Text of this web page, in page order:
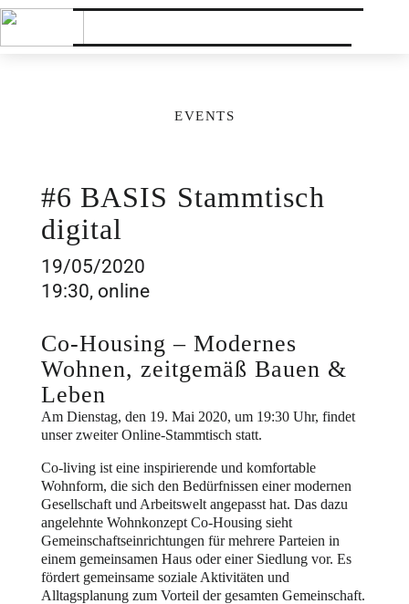
EVENTS
#6 BASIS Stammtisch
digital
19/05/2020
19:30, online
Co-Housing – Modernes
Wohnen, zeitgemäß Bauen &
Leben
Am Dienstag, den 19. Mai 2020, um 19:30 Uhr, findet
unser zweiter Online-Stammtisch statt.
Co-living ist eine inspirierende und komfortable
Wohnform, die sich den Bedürfnissen einer modernen
Gesellschaft und Arbeitswelt angepasst hat. Das dazu
angelehnte Wohnkonzept Co-Housing sieht
Gemeinschaftseinrichtungen für mehrere Parteien in
einem gemeinsamen Haus oder einer Siedlung vor. Es
fördert gemeinsame soziale Aktivitäten und
Alltagsplanung zum Vorteil der gesamten Gemeinschaft.